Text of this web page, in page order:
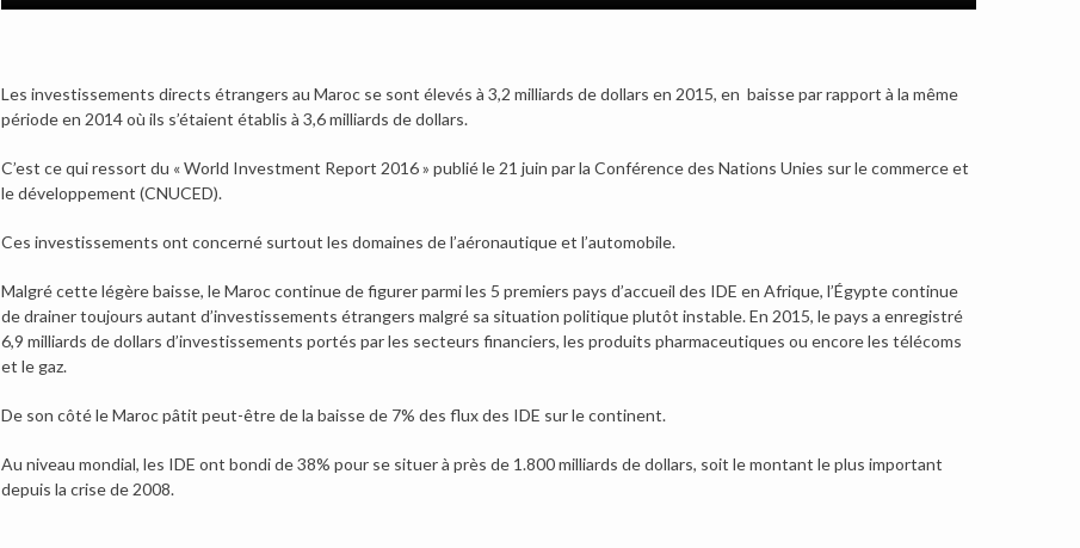
Les investissements directs étrangers au Maroc se sont élevés à 3,2 milliards de dollars en 2015, en baisse par rapport à la même
période en 2014 où ils s’étaient établis à 3,6 milliards de dollars.
C’est ce qui ressort du « World Investment Report 2016 » publié le 21 juin par la Conférence des Nations Unies sur le commerce et
le développement (CNUCED).
Ces investissements ont concerné surtout les domaines de l’aéronautique et l’automobile.
Malgré cette légère baisse, le Maroc continue de figurer parmi les 5 premiers pays d’accueil des IDE en Afrique, l’Égypte continue
de drainer toujours autant d’investissements étrangers malgré sa situation politique plutôt instable. En 2015, le pays a enregistré
6,9 milliards de dollars d’investissements portés par les secteurs financiers, les produits pharmaceutiques ou encore les télécoms
et le gaz.
De son côté le Maroc pâtit peut-être de la baisse de 7% des flux des IDE sur le continent.
Au niveau mondial, les IDE ont bondi de 38% pour se situer à près de 1.800 milliards de dollars, soit le montant le plus important
depuis la crise de 2008.